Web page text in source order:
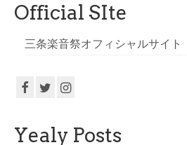
Official SIte
三条楽音祭オフィシャルサイト
Yealy Posts